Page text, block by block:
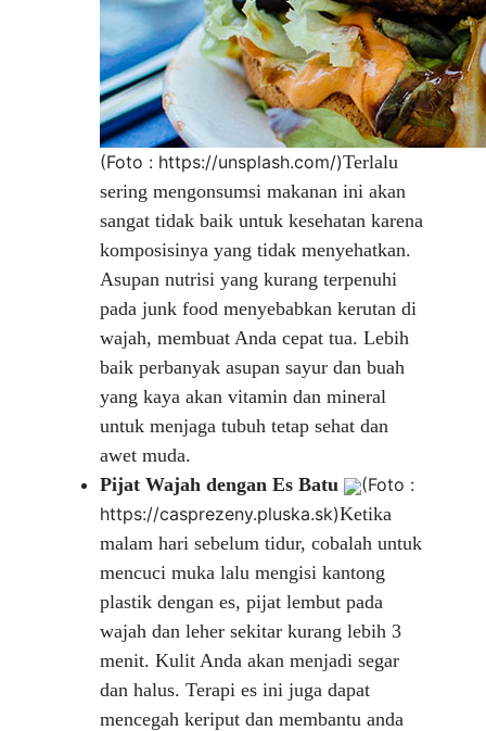
(Foto : https://unsplash.com/)Terlalu
sering mengonsumsi makanan ini akan
sangat tidak baik untuk kesehatan karena
komposisinya yang tidak menyehatkan.
Asupan nutrisi yang kurang terpenuhi
pada junk food menyebabkan kerutan di
wajah, membuat Anda cepat tua. Lebih
baik perbanyak asupan sayur dan buah
yang kaya akan vitamin dan mineral
untuk menjaga tubuh tetap sehat dan
awet muda.
Pijat Wajah dengan Es Batu
(Foto :
https://casprezeny.pluska.sk)Ketika
malam hari sebelum tidur, cobalah untuk
mencuci muka lalu mengisi kantong
plastik dengan es, pijat lembut pada
wajah dan leher sekitar kurang lebih 3
menit. Kulit Anda akan menjadi segar
dan halus. Terapi es ini juga dapat
mencegah keriput dan membantu anda